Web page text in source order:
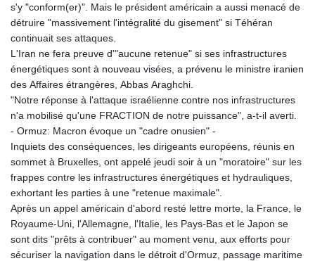
s'y "conform(er)". Mais le président américain a aussi menacé de
détruire "massivement l'intégralité du gisement" si Téhéran
continuait ses attaques.
L'Iran ne fera preuve d'"aucune retenue" si ses infrastructures
énergétiques sont à nouveau visées, a prévenu le ministre iranien
des Affaires étrangères, Abbas Araghchi.
"Notre réponse à l'attaque israélienne contre nos infrastructures
n'a mobilisé qu'une FRACTION de notre puissance", a-t-il averti.
- Ormuz: Macron évoque un "cadre onusien" -
Inquiets des conséquences, les dirigeants européens, réunis en
sommet à Bruxelles, ont appelé jeudi soir à un "moratoire" sur les
frappes contre les infrastructures énergétiques et hydrauliques,
exhortant les parties à une "retenue maximale".
Après un appel américain d'abord resté lettre morte, la France, le
Royaume-Uni, l'Allemagne, l'Italie, les Pays-Bas et le Japon se
sont dits "prêts à contribuer" au moment venu, aux efforts pour
sécuriser la navigation dans le détroit d'Ormuz, passage maritime